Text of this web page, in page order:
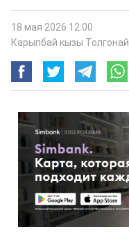
18 мая 2026 12:00
Карыпбай кызы Толгонай